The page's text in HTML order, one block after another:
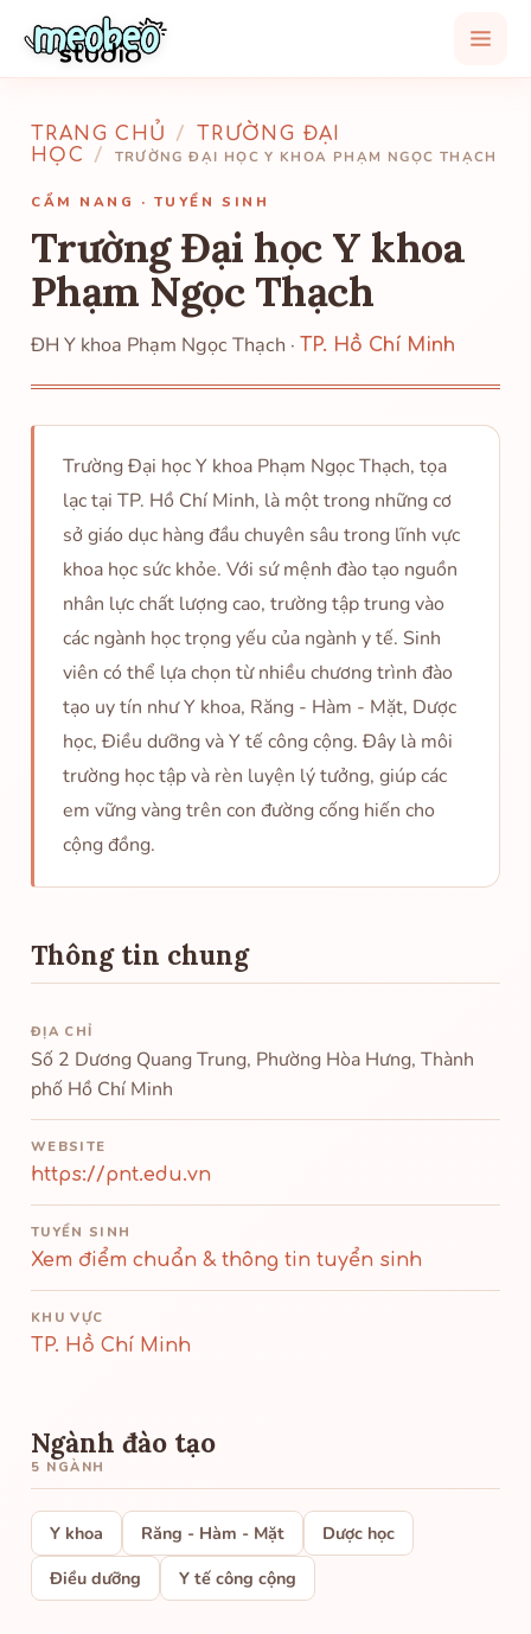
TRANG CHỦ /
TRƯỜNG ĐẠI
HỌC
/ TRƯỜNG ĐẠI HỌC Y KHOA PHẠM NGỌC THẠCH
CẨM NANG · TUYỂN SINH
Trường Đại học Y khoa
Phạm Ngọc Thạch
ĐH Y khoa Phạm Ngọc Thạch · TP. Hồ Chí Minh
Trường Đại học Y khoa Phạm Ngọc Thạch, tọa
lạc tại TP. Hồ Chí Minh, là một trong những cơ
sở giáo dục hàng đầu chuyên sâu trong lĩnh vực
khoa học sức khỏe. Với sứ mệnh đào tạo nguồn
nhân lực chất lượng cao, trường tập trung vào
các ngành học trọng yếu của ngành y tế. Sinh
viên có thể lựa chọn từ nhiều chương trình đào
tạo uy tín như Y khoa, Răng - Hàm - Mặt, Dược
học, Điều dưỡng và Y tế công cộng. Đây là môi
trường học tập và rèn luyện lý tưởng, giúp các
em vững vàng trên con đường cống hiến cho
cộng đồng.
Thông tin chung
ĐỊA CHỈ
Số 2 Dương Quang Trung, Phường Hòa Hưng, Thành
phố Hồ Chí Minh
WEBSITE
https://pnt.edu.vn
TUYỂN SINH
Xem điểm chuẩn & thông tin tuyển sinh
KHU VỰC
TP. Hồ Chí Minh
Ngành đào tạo
5 NGÀNH
Y khoa Răng - Hàm - Mặt
Dược học
Điều dưỡng
Y tế công cộng